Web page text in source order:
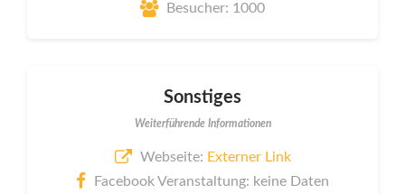
Besucher: 1000
Sonstiges
Weiterführende Informationen
Webseite: Externer Link
Facebook Veranstaltung: keine Daten